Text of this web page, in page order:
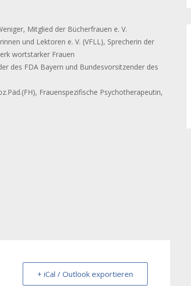
Mitglied der Bücherfrauen e. V.
und Lektoren e. V. (VFLL), Sprecherin der
wortstarker Frauen
des FDA Bayern und Bundesvorsitzender des
Frauenspezifische Psychotherapeutin,
+ iCal / Outlook exportieren